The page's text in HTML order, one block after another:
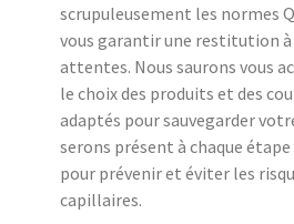
scrupuleusement les normes
vous garantir une restitution à
attentes. Nous saurons vous
le choix des produits et des
adaptés pour sauvegarder
serons présent à chaque
pour prévenir et éviter les
capillaires.